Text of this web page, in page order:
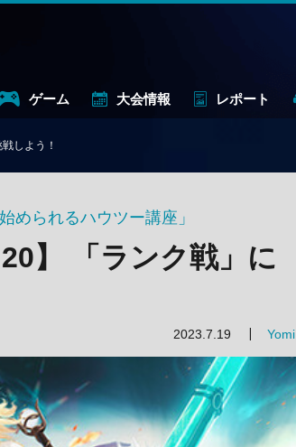
ゲーム 大会情報 レポート
しよう！
められるハウツー講座」
】 「ランク戦」に
2023.7.19 Yomi